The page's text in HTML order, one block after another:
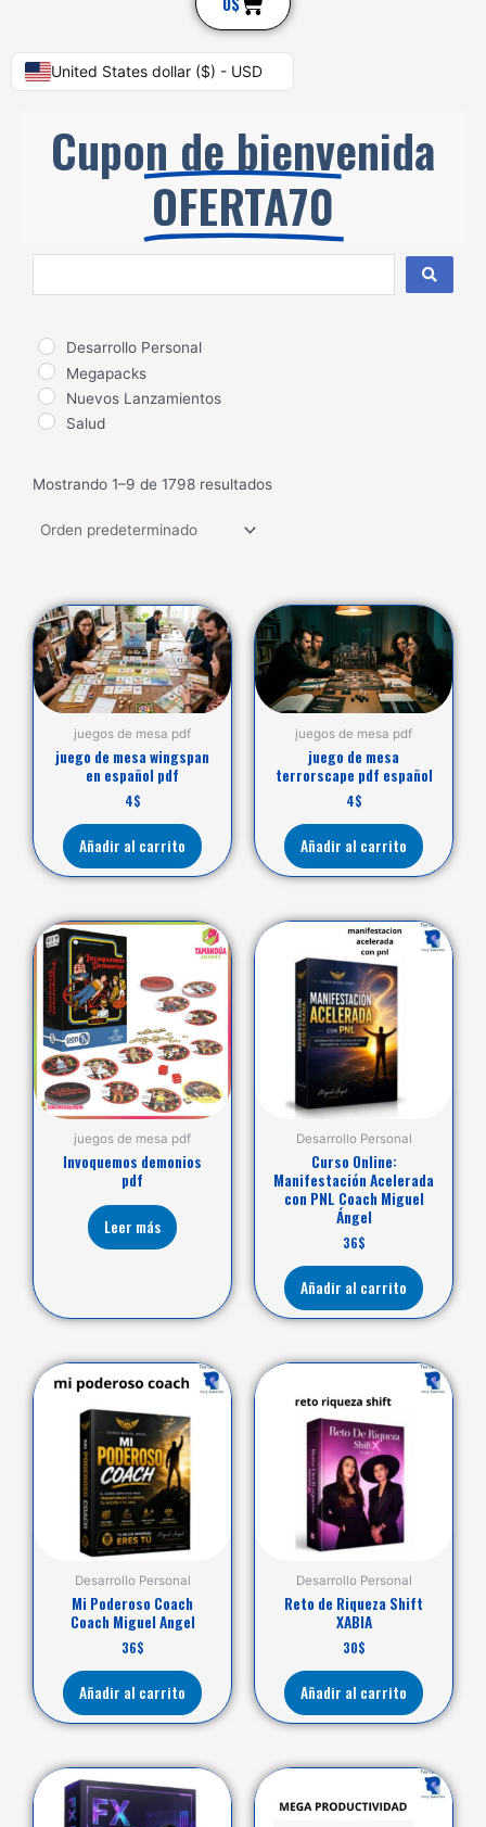
United States dollar ($) - USD
Cupon de bienvenida
OFERTA70
Desarrollo Personal
Megapacks
Nuevos Lanzamientos
Salud
Mostrando 1–9 de 1798 resultados
juegos de mesa pdf
juego de mesa wingspan
en español pdf
4$
Añadir al carrito
juegos de mesa pdf
juego de mesa
terrorscape pdf español
4$
Añadir al carrito
juegos de mesa pdf
Invoquemos demonios
pdf
Leer más
Desarrollo Personal
Curso Online:
Manifestación Acelerada
con PNL Coach Miguel
Ángel
36$
Añadir al carrito
Desarrollo Personal
Mi Poderoso Coach
Coach Miguel Angel
36$
Añadir al carrito
Desarrollo Personal
Reto de Riqueza Shift
XABIA
30$
Añadir al carrito